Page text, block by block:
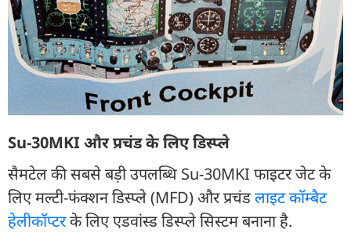
Su-30MKI और प्रचंड के लिए डिस्प्ले
सैमटेल की सबसे बड़ी उपलब्धि Su-30MKI फाइटर जेट के
लिए मल्टी-फंक्शन डिस्प्ले (MFD) और प्रचंडलाइट कॉम्बैट
हेलीकॉप्टरके लिए एडवांस्ड डिस्प्ले सिस्टम बनाना है.